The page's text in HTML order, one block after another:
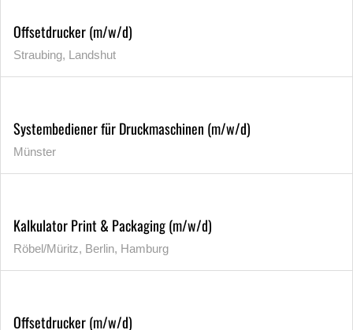
Offsetdrucker (m/w/d)
Straubing, Landshut
Systembediener für Druckmaschinen (m/w/d)
Münster
Kalkulator Print & Packaging (m/w/d)
Röbel/Müritz, Berlin, Hamburg
Offsetdrucker (m/w/d)